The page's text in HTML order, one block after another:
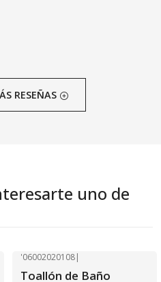
RESEÑAS
uno de
'06002020108|
Toallón de Baño